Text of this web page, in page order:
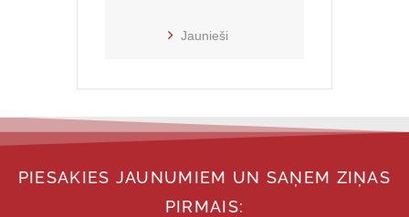
Jaunieši
PIESAKIES JAUNUMIEM UN SAŅEM ZIŅAS
PIRMAIS: